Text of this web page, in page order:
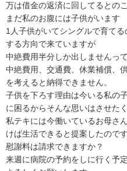
万は借金の返済に回してるとの
まだ私のお腹には子供がいます
1人子供がいてシングルで育て
する方向で来ていますが
中絶費用半分しか出しませんっ
中絶費用、交通費、休業補償、
を考えると納得できません。
子供を下ろす理由は今いる私の
に困るからそんな思いはさせた
私テキには今働いているお母さ
けば生活できると提案したので
慰謝料は請求できますか？
来週に病院の予約をしに行く予定